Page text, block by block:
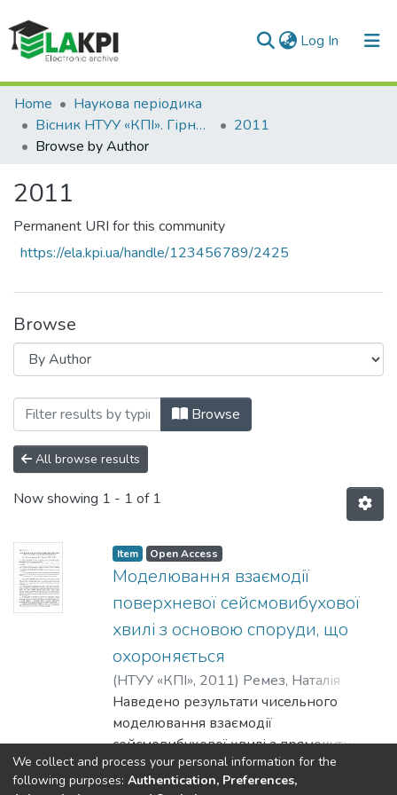
Log In (current)
Communities & Collections
All of DSpace
Home
Наукова періодика
Вісник НТУУ «КПІ». Гірництво
2011
Browse by Author
2011
Permanent URI for this community
https://ela.kpi.ua/handle/123456789/2425
Browse
Browsing 2011 by Author "Ященко,
Browse
All browse results
Now showing 1 - 1 of 1
Item Open Access
Моделювання взаємодії
поверхневої сейсмовибухової
хвилі з основою споруди, що
охороняється
(НТУУ «КПІ», 2011) Ремез, Наталія
Сергіївна; Ященко, Юлія Сергіївна
Наведено результати чисельного
моделювання взаємодії
сейсмовибухової хвилі з прямокутним
фундаментом об’єкта, що охороняється,
з урахуванням частотних
Show more
We collect and process your personal information for the
following purposes: Authentication, Preferences,